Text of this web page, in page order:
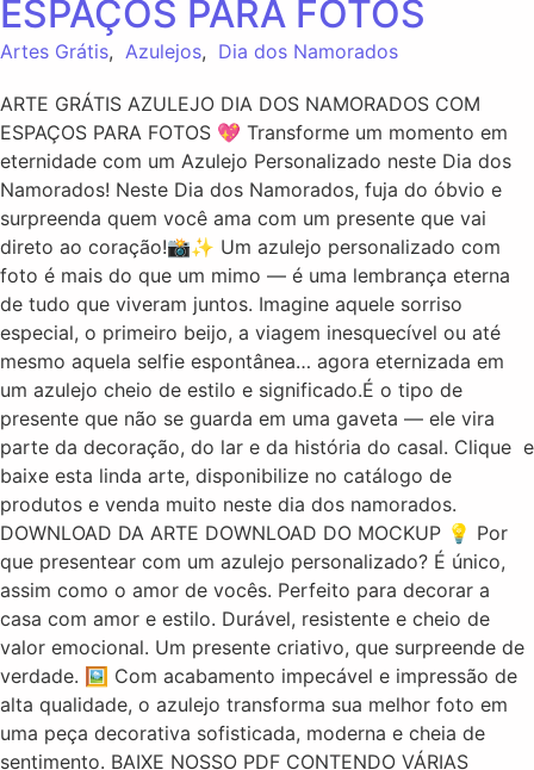
ESPAÇOS PARA FOTOS
Artes Grátis, Azulejos, Dia dos Namorados
ARTE GRÁTIS AZULEJO DIA DOS NAMORADOS COM
ESPAÇOS PARA FOTOS 💖 Transforme um momento em
eternidade com um Azulejo Personalizado neste Dia dos
Namorados! Neste Dia dos Namorados, fuja do óbvio e
surpreenda quem você ama com um presente que vai
direto ao coração!📸✨ Um azulejo personalizado com
foto é mais do que um mimo — é uma lembrança eterna
de tudo que viveram juntos. Imagine aquele sorriso
especial, o primeiro beijo, a viagem inesquecível ou até
mesmo aquela selfie espontânea… agora eternizada em
um azulejo cheio de estilo e significado.É o tipo de
presente que não se guarda em uma gaveta — ele vira
parte da decoração, do lar e da história do casal. Clique e
baixe esta linda arte, disponibilize no catálogo de
produtos e venda muito neste dia dos namorados.
DOWNLOAD DA ARTE DOWNLOAD DO MOCKUP 💡 Por
que presentear com um azulejo personalizado? É único,
assim como o amor de vocês. Perfeito para decorar a
casa com amor e estilo. Durável, resistente e cheio de
valor emocional. Um presente criativo, que surpreende de
verdade. 🖼️ Com acabamento impecável e impressão de
alta qualidade, o azulejo transforma sua melhor foto em
uma peça decorativa sofisticada, moderna e cheia de
sentimento. BAIXE NOSSO PDF CONTENDO VÁRIAS